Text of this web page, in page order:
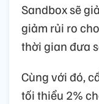
Sandbox sẽ
giảm rủi ro
thời gian đưa
Cùng với đó,
tối thiểu 2%